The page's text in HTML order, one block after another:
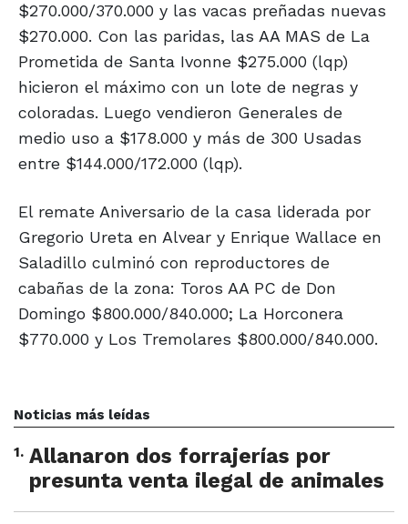
$270.000/370.000 y las vacas preñadas nuevas
$270.000. Con las paridas, las AA MAS de La
Prometida de Santa Ivonne $275.000 (lqp)
hicieron el máximo con un lote de negras y
coloradas. Luego vendieron Generales de
medio uso a $178.000 y más de 300 Usadas
entre $144.000/172.000 (lqp).
El remate Aniversario de la casa liderada por
Gregorio Ureta en Alvear y Enrique Wallace en
Saladillo culminó con reproductores de
cabañas de la zona: Toros AA PC de Don
Domingo $800.000/840.000; La Horconera
$770.000 y Los Tremolares $800.000/840.000.
Noticias más leídas
1. Allanaron dos forrajerías por
presunta venta ilegal de animales